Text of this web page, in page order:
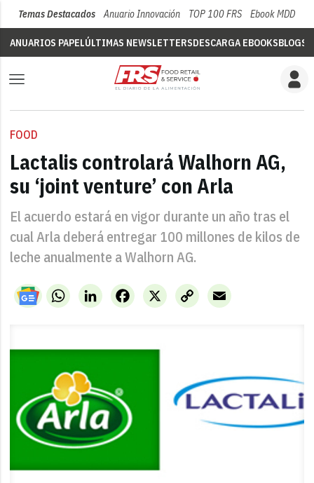
Temas Destacados Anuario Innovación TOP 100 FRS Ebook MDD
ANUARIOS PAPELÚLTIMAS NEWSLETTERSDESCARGA EBOOKSBLOGS
FOOD
Lactalis controlará Walhorn AG,
su ‘joint venture’ con Arla
El acuerdo estará en vigor durante un año tras el
cual Arla deberá entregar 100 millones de kilos de
leche anualmente a Walhorn AG.
WhatsAppLinkedIn X
Facebook
Copy
Link
Email